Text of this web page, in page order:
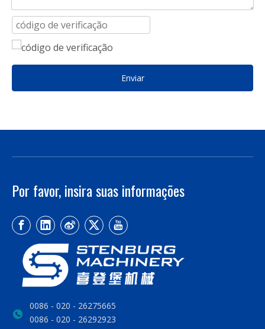
Enviar
Por favor, insira suas informações
0086 - 020 - 26275665
0086 - 020 - 26292923